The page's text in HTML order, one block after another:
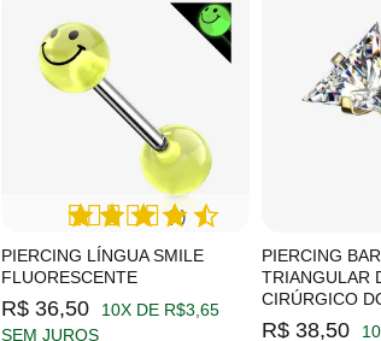
PIERCING LÍNGUA SMILE
FLUORESCENTE
(1)
R$ 36,50
10X DE R$3,65
SEM JUROS
PIERCING
TRIANGULAR
CIRÚRGICO
R$ 38,50